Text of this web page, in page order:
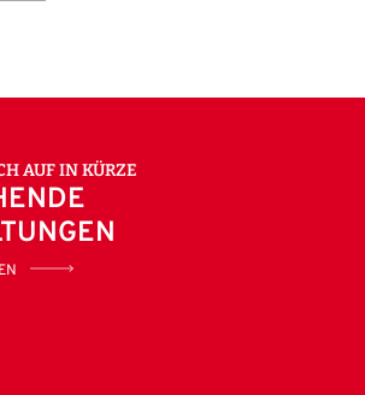
AUF IN KÜRZE